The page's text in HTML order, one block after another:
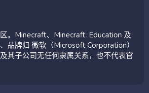
。Minecraft、Minecraft: Education 及
品牌归 微软（Microsoft Corporation）
其子公司无任何隶属关系，也不代表官